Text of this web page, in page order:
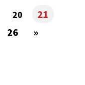
20
21
26 »